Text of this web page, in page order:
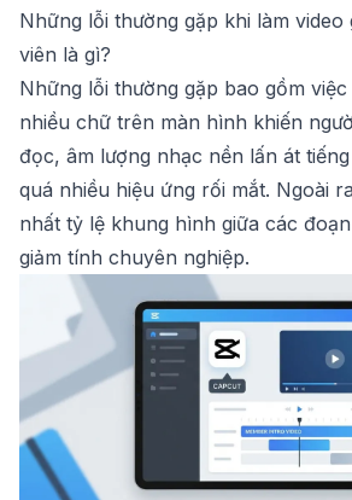
Những lỗi thường gặp khi làm video
viên là gì?
Những lỗi thường gặp bao gồm
nhiều chữ trên màn hình khiến
đọc, âm lượng nhạc nền lấn át
quá nhiều hiệu ứng rối mắt. Ngoài
nhất tỷ lệ khung hình giữa các
giảm tính chuyên nghiệp.